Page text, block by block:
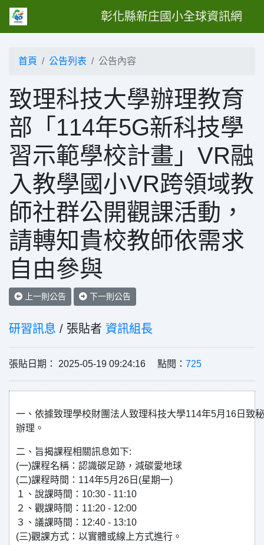
彰化縣新庄國小全球資訊網
首頁 公告列表 公告內容
致理科技大學辦理教育
部「114年5G新科技學
習示範學校計畫」VR融
入教學國小VR跨領域教
師社群公開觀課活動，
請轉知貴校教師依需求
自由參與
上一則公告 下一則公告
研習訊息 / 張貼者 資訊組長
張貼日期： 2025-05-19 09:24:16 點閱： 725
一、依據致理學校財團法人致理科技大學114年5月16日致
辦理。
二、旨揭課程相關訊息如下:
(一)課程名稱：認識碳足跡，減碳愛地球
(二)課程時間：114年5月26日(星期一)
１、說課時間：10:30 - 11:10
２、觀課時間：11:20 - 12:00
３、議課時間：12:40 - 13:10
(三)觀課方式：以實體或線上方式進行。